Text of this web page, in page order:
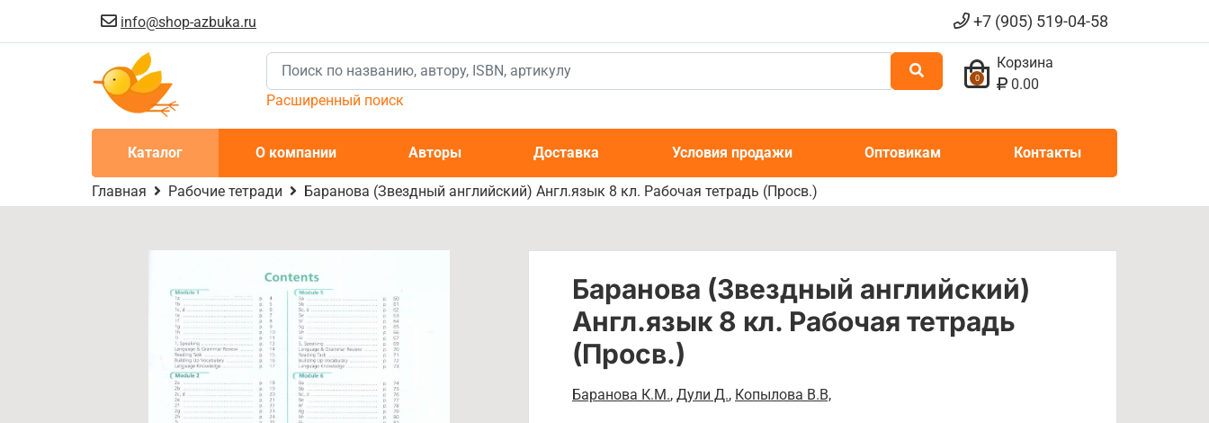
info@shop-azbuka.ru +7 (905) 519-04-58
Расширенный поиск
0
Корзина
0.00
Каталог О компании Авторы Доставка Условия продажи Оптовикам Контакты
Главная Рабочие тетради Баранова (Звездный английский) Англ.язык 8 кл. Рабочая тетрадь (Просв.)
Баранова (Звездный английский)
Англ.язык 8 кл. Рабочая тетрадь
(Просв.)
Баранова К.М., Дули Д., Копылова В.В,